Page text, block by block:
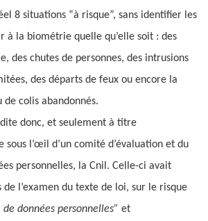
8 situations “à risque”, sans identifier les
à la biométrie quelle qu’elle soit : des
des chutes de personnes, des intrusions
des départs de feux ou encore la
de colis abandonnés.
donc, et seulement à titre
sous l’œil d’un comité d’évaluation et du
personnelles, la Cnil. Celle-ci avait
de l’examen du texte de loi, sur le risque
données personnelles” et